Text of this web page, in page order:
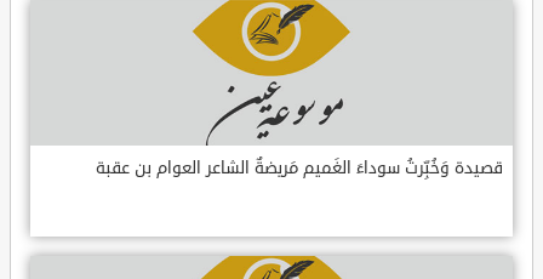
قصيدة وَخُبِّرتُ سوداءَ الغَميم مَريضةٌ الشاعر العوام بن عقبة